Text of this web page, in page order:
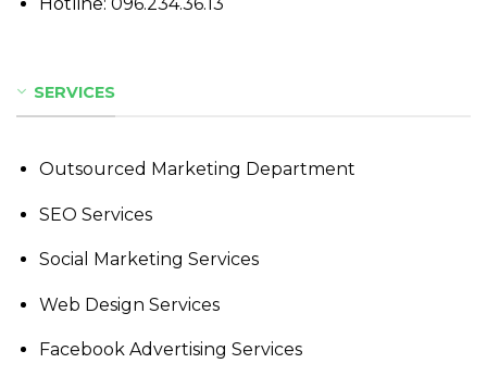
SERVICES
Outsourced Marketing Department
SEO Services
Social Marketing Services
Web Design Services
Facebook Advertising Services